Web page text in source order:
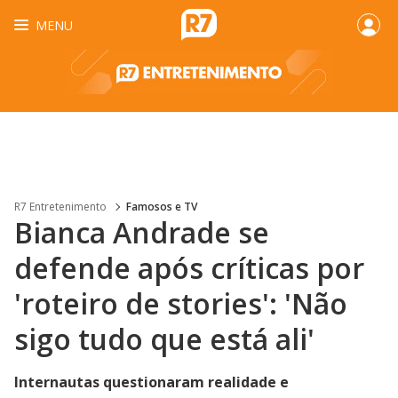
MENU
R7 Entretenimento Famosos e TV
Bianca Andrade se
defende após críticas por
'roteiro de stories': 'Não
sigo tudo que está ali'
Internautas questionaram realidade e